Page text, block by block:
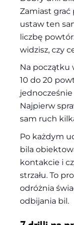
Zamiast grać
ustaw ten
liczbę
widzisz, czy
Na początku
10 do 20
jednocześnie
Najpierw
sam ruch
Po każdym
bila
kontakcie i
strzału. To
odróżnia
odbijania bil.